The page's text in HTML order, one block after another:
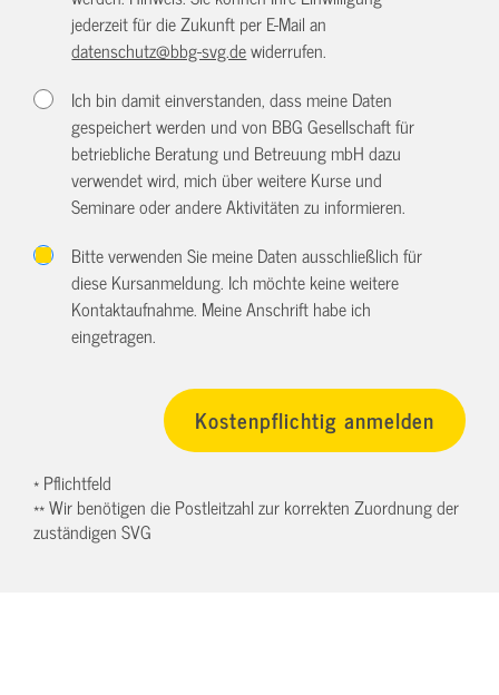
jederzeit für die Zukunft per E-Mail an
datenschutz@bbg-svg.dewiderrufen.
Ich bin damit einverstanden, dass meine Daten
gespeichert werden und von BBG Gesellschaft für
betriebliche Beratung und Betreuung mbH dazu
verwendet wird, mich über weitere Kurse und
Seminare oder andere Aktivitäten zu informieren.
Bitte verwenden Sie meine Daten ausschließlich für
diese Kursanmeldung. Ich möchte keine weitere
Kontaktaufnahme. Meine Anschrift habe ich
eingetragen.
* Pflichtfeld
** Wir benötigen die Postleitzahl zur korrekten Zuordnung der
zuständigen SVG